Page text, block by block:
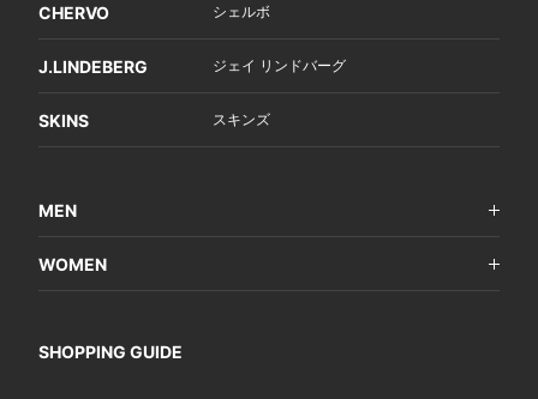
CHERVO シェルボ
J.LINDEBERG ジェイ リンドバーグ
SKINS スキンズ
MEN
WOMEN
SHOPPING GUIDE